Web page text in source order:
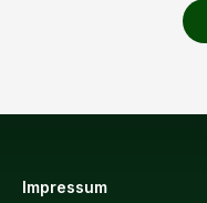
Impressum